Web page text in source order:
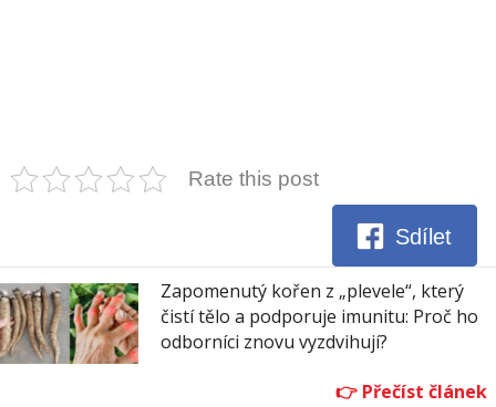
Rate this post
Sdílet
Zapomenutý kořen z „plevele“, který
čistí tělo a podporuje imunitu: Proč ho
odborníci znovu vyzdvihují?